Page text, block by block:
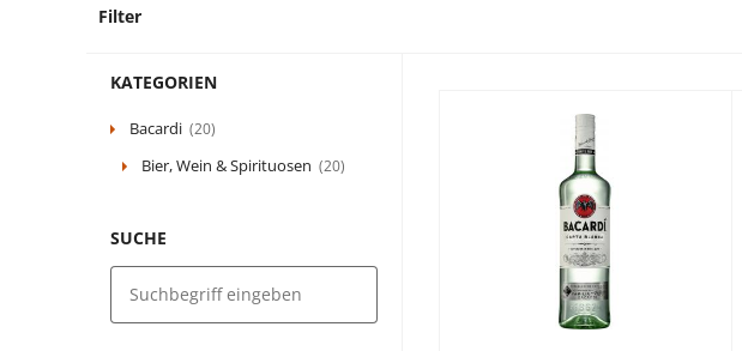
Filter
KATEGORIEN
Bacardi (20)
Bier, Wein & Spirituosen (20)
SUCHE